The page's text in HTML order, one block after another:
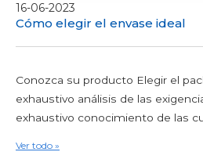
16-06-2023
Cómo elegir el envase ideal
Conozca su producto Elegir el
exhaustivo análisis de las
exhaustivo conocimiento de las
Ver todo »